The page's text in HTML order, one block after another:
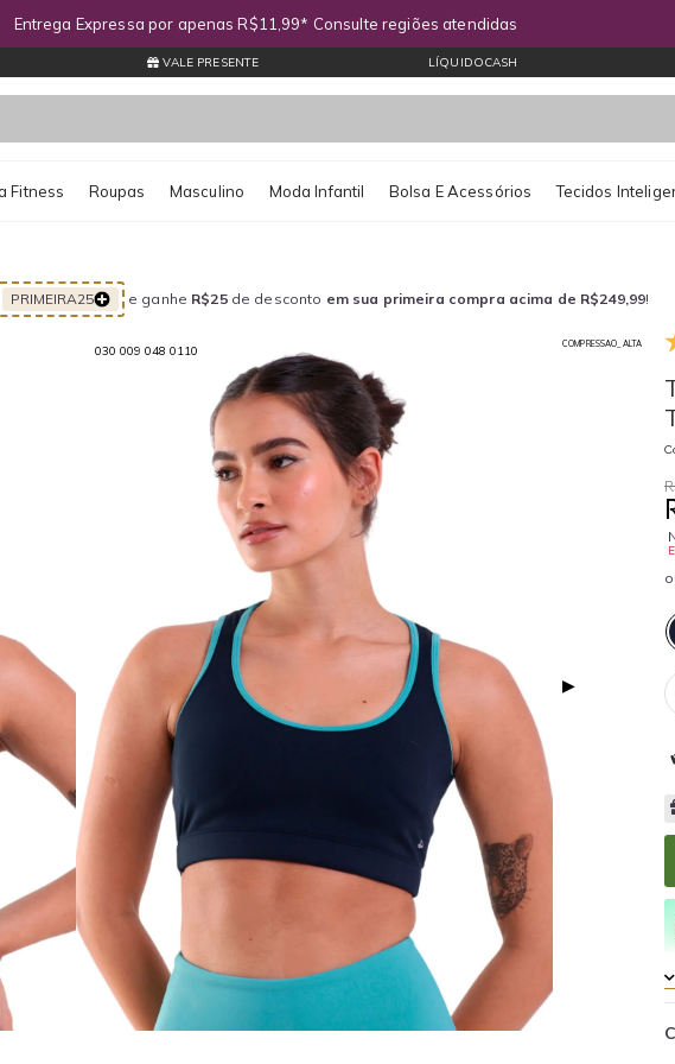
Entrega Expressa por apenas R$11,99* Consulte regiões atendidas
VALE PRESENTE LÍQUIDOCASH
Bolsa E Acessórios
Masculino Moda Infantil
Roupas
Fitness Tecidos
PRIMEIRA25 e ganhe R$25de desconto em sua primeira compra acima de R$249,99!
030 009 048 0110 030 009 048 0110
▶
COMPRESSAO_ALTA